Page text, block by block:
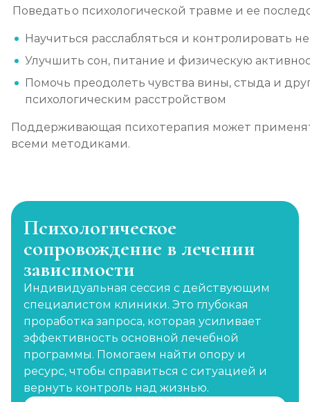
Поведать о психологической травме и ее
Научиться расслабляться и контролировать
Улучшить сон, питание и физическую
Помочь преодолеть чувства вины, стыда и
психологическим расстройством
Поддерживающая психотерапия может
всеми методиками.
Психологическое
сопровождение в лечении
зависимости
Индивидуальная сессия с действующим
специалистом клиники. Это глубокая
проработка запроса, которая усиливает
эффективность основной лечебной
программы. Помогаем найти опору и
ресурс, чтобы справиться с ситуацией и
вернуть контроль над жизнью.